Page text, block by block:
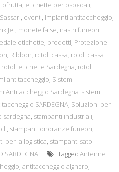
, etichette per ospedali,
, eventi, impianti antitaccheggio,
Jet, monete false, nastri funebri
etichette, prodotti, Protezione
, Ribbon, rotoli cassa, rotoli cassa
rotoli etichette Sardegna, rotoli
antitaccheggio, Sistemi
Antitaccheggio Sardegna, sistemi
SARDEGNA, Soluzioni per
sardegna, stampanti industriali,
, stampanti onoranze funebri,
per la logistica, stampanti sato
SARDEGNA Tagged Antenne
, antitaccheggio alghero,